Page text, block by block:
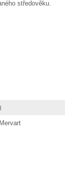
středověku.